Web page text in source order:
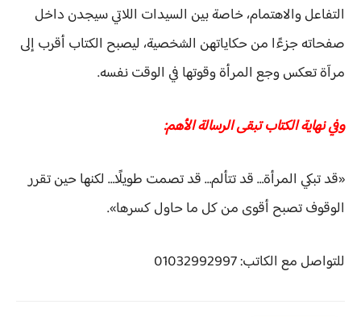
التفاعل والاهتمام، خاصة بين السيدات اللاتي سيجدن داخل
صفحاته جزءًا من حكاياتهن الشخصية، ليصبح الكتاب أقرب إلى
مرآة تعكس وجع المرأة وقوتها في الوقت نفسه.
وفي نهاية الكتاب تبقى الرسالة الأهم:
«قد تبكي المرأة… قد تتألم… قد تصمت طويلًا… لكنها حين تقرر
الوقوف تصبح أقوى من كل ما حاول كسرها».
للتواصل مع الكاتب: 01032992997